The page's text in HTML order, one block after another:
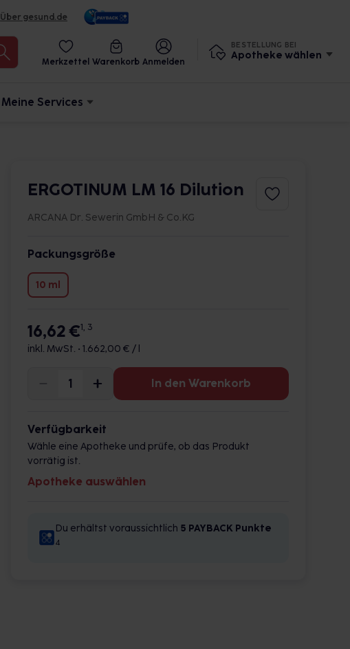
Über gesund.de
Merkzettel Warenkorb Anmelden
BESTELLUNG BEI
Apotheke wählen
Meine Services
ERGOTINUM LM 16 Dilution
ARCANA Dr. Sewerin GmbH & Co.KG
Packungsgröße
10 ml
16,62 €1, 3
inkl. MwSt. • 1.662,00 € / l
In den Warenkorb
Verfügbarkeit
Wähle eine Apotheke und prüfe, ob das Produkt
vorrätig ist.
Apotheke auswählen
Du erhältst voraussichtlich 5 PAYBACK Punkte
4